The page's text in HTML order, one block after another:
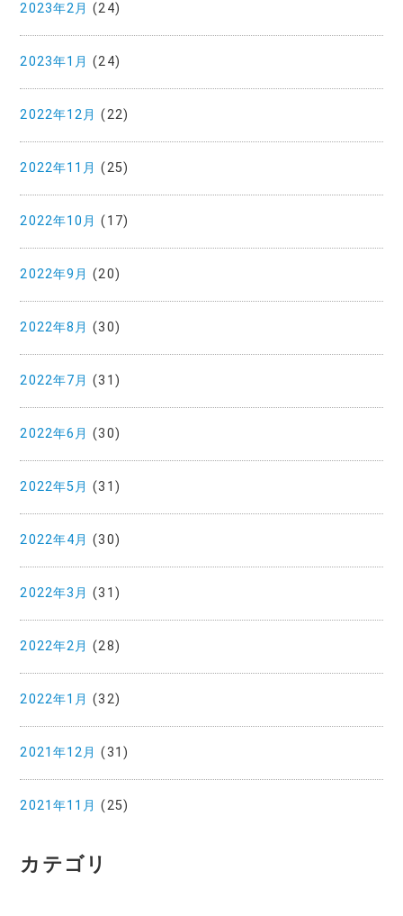
2023年2月 (24)
2023年1月 (24)
2022年12月 (22)
2022年11月 (25)
2022年10月 (17)
2022年9月 (20)
2022年8月 (30)
2022年7月 (31)
2022年6月 (30)
2022年5月 (31)
2022年4月 (30)
2022年3月 (31)
2022年2月 (28)
2022年1月 (32)
2021年12月 (31)
2021年11月 (25)
カテゴリ